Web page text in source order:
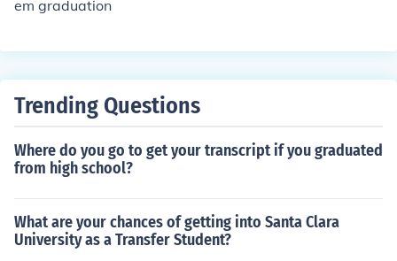
em graduation
Trending Questions
Where do you go to get your transcript if you graduated
from high school?
What are your chances of getting into Santa Clara
University as a Transfer Student?